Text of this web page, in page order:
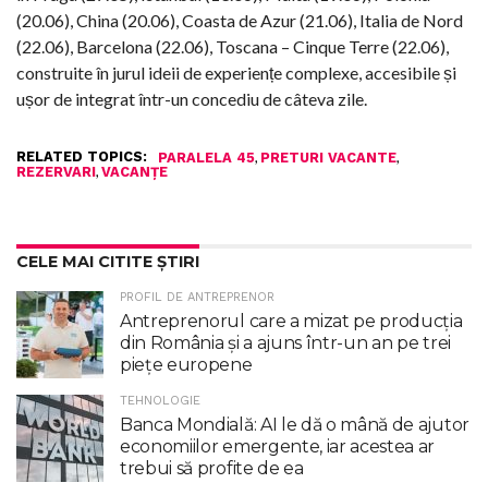
(20.06), China (20.06), Coasta de Azur (21.06), Italia de Nord
(22.06), Barcelona (22.06), Toscana – Cinque Terre (22.06),
construite în jurul ideii de experiențe complexe, accesibile și
ușor de integrat într-un concediu de câteva zile.
RELATED TOPICS: PARALELA 45, PRETURI VACANTE,
REZERVARI, VACANȚE
CELE MAI CITITE ȘTIRI
PROFIL DE ANTREPRENOR
Antreprenorul care a mizat pe producția
din România și a ajuns într-un an pe trei
piețe europene
TEHNOLOGIE
Banca Mondială: AI le dă o mână de ajutor
economiilor emergente, iar acestea ar
trebui să profite de ea